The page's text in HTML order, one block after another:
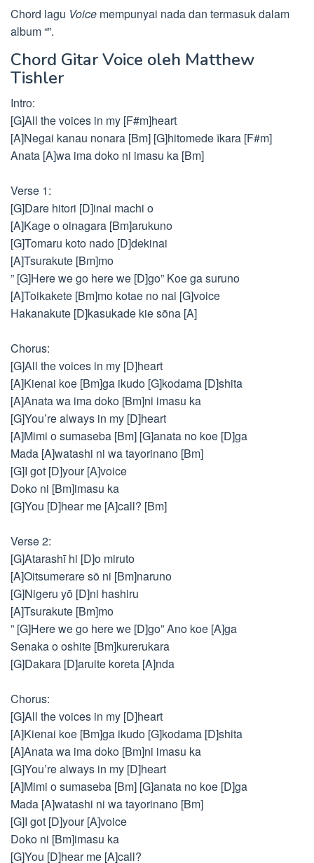
Chord lagu Voice mempunyai nada dan termasuk dalam
album “”.
Chord Gitar Voice oleh Matthew
Tishler
Intro:
[G]All the voices in my [F#m]heart
[A]Negai kanau nonara [Bm] [G]hitomede īkara [F#m]
Anata [A]wa ima doko ni imasu ka [Bm]
Verse 1:
[G]Dare hitori [D]inai machi o
[A]Kage o oinagara [Bm]arukuno
[G]Tomaru koto nado [D]dekinai
[A]Tsurakute [Bm]mo
” [G]Here we go here we [D]go” Koe ga suruno
[A]Toikakete [Bm]mo kotae no nai [G]voice
Hakanakute [D]kasukade kie sōna [A]
Chorus:
[G]All the voices in my [D]heart
[A]Kienai koe [Bm]ga ikudo [G]kodama [D]shita
[A]Anata wa ima doko [Bm]ni imasu ka
[G]You’re always in my [D]heart
[A]Mimi o sumaseba [Bm] [G]anata no koe [D]ga
Mada [A]watashi ni wa tayorinano [Bm]
[G]I got [D]your [A]voice
Doko ni [Bm]imasu ka
[G]You [D]hear me [A]call? [Bm]
Verse 2:
[G]Atarashī hi [D]o miruto
[A]Oitsumerare sō ni [Bm]naruno
[G]Nigeru yō [D]ni hashiru
[A]Tsurakute [Bm]mo
” [G]Here we go here we [D]go” Ano koe [A]ga
Senaka o oshite [Bm]kurerukara
[G]Dakara [D]aruite koreta [A]nda
Chorus:
[G]All the voices in my [D]heart
[A]Kienai koe [Bm]ga ikudo [G]kodama [D]shita
[A]Anata wa ima doko [Bm]ni imasu ka
[G]You’re always in my [D]heart
[A]Mimi o sumaseba [Bm] [G]anata no koe [D]ga
Mada [A]watashi ni wa tayorinano [Bm]
[G]I got [D]your [A]voice
Doko ni [Bm]imasu ka
[G]You [D]hear me [A]call?